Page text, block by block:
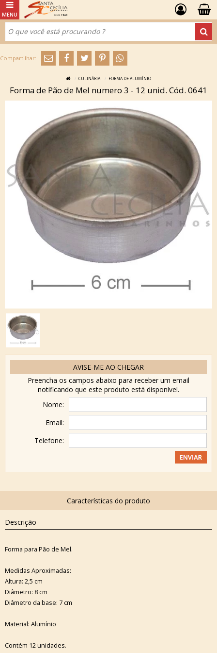
CULINÁRIA FORMA DE ALUMÍNIO
Forma de Pão de Mel numero 3 - 12 unid. Cód. 0641
AVISE-ME AO CHEGAR
Preencha os campos abaixo para receber um email
notificando que este produto está disponível.
Nome:
Email:
Telefone:
Descrição
Forma para Pão de Mel.
Medidas Aproximadas:
Altura: 2,5 cm
Diâmetro: 8 cm
Diâmetro da base: 7 cm
Material: Alumínio
Contém 12 unidades.